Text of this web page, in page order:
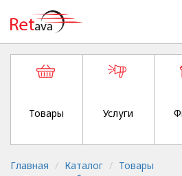
Товары Услуги
Главная Каталог
Товары